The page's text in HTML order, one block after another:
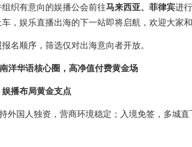
织有意向的娱播公会前往马来西亚、菲律宾进
，娱乐直播出海的下一站即将启航，欢迎大家
名顺序，筛选仅对出海意向者开放。
洋华语核心圈，高净值付费黄金场
播布局黄金支点
外国人独资，营商环境稳定；入境免签，多城